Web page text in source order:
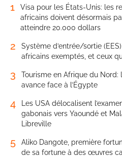
1
Visa pour les États-Unis: les
africains doivent désormais
atteindre 20.000 dollars
2
Système d’entrée/sortie
africains exemptés, et ceux
3
Tourisme en Afrique du
avance face à l’Égypte
4
Les USA délocalisent
gabonais vers Yaoundé et
Libreville
5
Aliko Dangote, première
de sa fortune à des œuvres